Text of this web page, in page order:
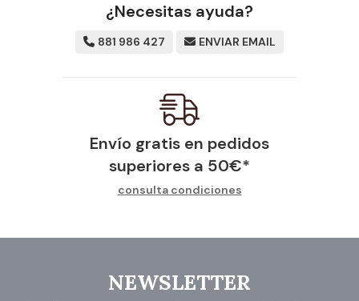
¿Necesitas ayuda?
881 986 427 ENVIAR EMAIL
Envío gratis en pedidos
superiores a 50€*
consulta condiciones
NEWSLETTER